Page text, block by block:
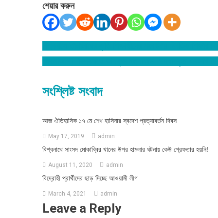
শেয়ার করুন
Post
সংশ্লিষ্ট সংবাদ
আজ ঐতিহাসিক ১৭ মে শেখ হাসিনার স্বদেশ প্রত্যাবর্তন দিবস
May 17, 2019 admin
বিশ্বনাথে সাংসদ মোকাব্বির খানের উপর হামলার ঘটনায় কেউ গ্রেফতার হয়নি!
August 11, 2020 admin
বিদ্রোহী প্রার্থীদের ছাড় দিচ্ছে আওয়ামী লীগ
March 4, 2021 admin
Leave a Reply